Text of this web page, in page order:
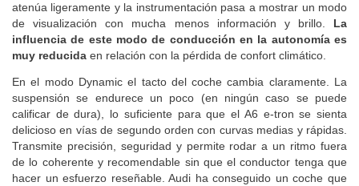
atenúa ligeramente y la instrumentación pasa a mostrar un modo
de visualización con mucha menos información y brillo. La
influencia de este modo de conducción en la autonomía es
muy reducida en relación con la pérdida de confort climático.
En el modo Dynamic el tacto del coche cambia claramente. La
suspensión se endurece un poco (en ningún caso se puede
calificar de dura), lo suficiente para que el A6 e-tron se sienta
delicioso en vías de segundo orden con curvas medias y rápidas.
Transmite precisión, seguridad y permite rodar a un ritmo fuera
de lo coherente y recomendable sin que el conductor tenga que
hacer un esfuerzo reseñable. Audi ha conseguido un coche que